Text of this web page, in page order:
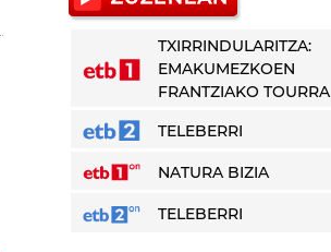
TXIRRINDULARITZA:
EMAKUMEZKOEN
FRANTZIAKO TOURRA
TELEBERRI
NATURA BIZIA
TELEBERRI